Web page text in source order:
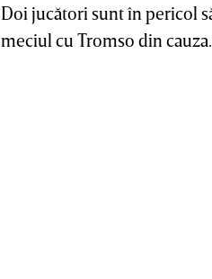
Doi jucători sunt în pericol
meciul cu Tromso din